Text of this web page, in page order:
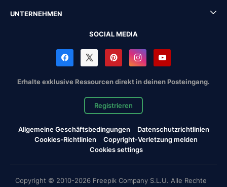
UNTERNEHMEN
SOCIAL MEDIA
Erhalte exklusive Ressourcen direkt in deinen Posteingang.
Registrieren
Allgemeine Geschäftsbedingungen
Datenschutzrichtlinien
Cookies-Richtlinien
Copyright-Verletzung melden
Cookies settings
Copyright © 2010-2026 Freepik Company S.L.U. Alle Rechte